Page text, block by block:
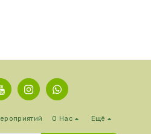
О Нас Ещё